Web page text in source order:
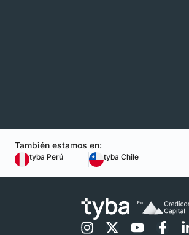
También estamos en:
tyba Perú tyba Chile